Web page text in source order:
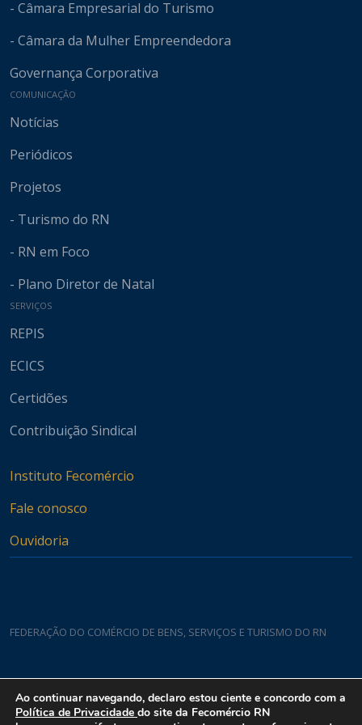
- Câmara Empresarial do Turismo
- Câmara da Mulher Empreendedora
Governança Corporativa
COMUNICAÇÃO
Notícias
Periódicos
Projetos
- Turismo do RN
- RN em Foco
- Plano Diretor de Natal
SERVIÇOS
REPIS
ECICS
Certidões
Contribuição Sindical
Instituto Fecomércio
Fale conosco
Ouvidoria
FEDERAÇÃO DO COMÉRCIO DE BENS, SERVIÇOS E TURISMO DO RN
Rua Padre João Damasceno, 1935 - Lagoa Nova CEP 59075-760
Ao continuar navegando, declaro estou ciente e concordo com a
Política de Privacidade do site da Fecomércio RN